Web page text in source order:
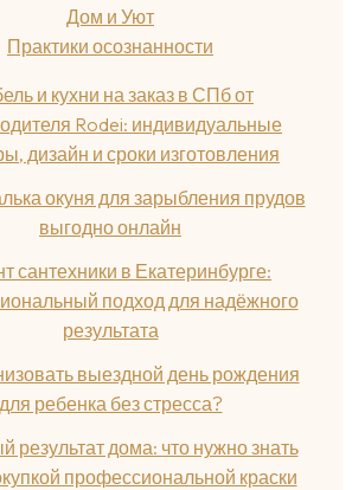
Дом и Уют
Практики осознанности
и кухни на заказ в СПб от
Rodei: индивидуальные
дизайн и сроки изготовления
окуня для зарыбления прудов
выгодно онлайн
сантехники в Екатеринбурге:
подход для надёжного
результата
выездной день рождения
для ребенка без стресса?
результат дома: что нужно знать
профессиональной краски